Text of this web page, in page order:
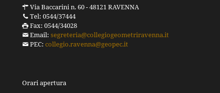
Via Baccarini n. 60 - 48121 RAVENNA
Tel: 0544/37444
Fax: 0544/34028
Email: segreteria@collegiogeometriravenna.it
PEC: collegio.ravenna@geopec.it
Orari apertura